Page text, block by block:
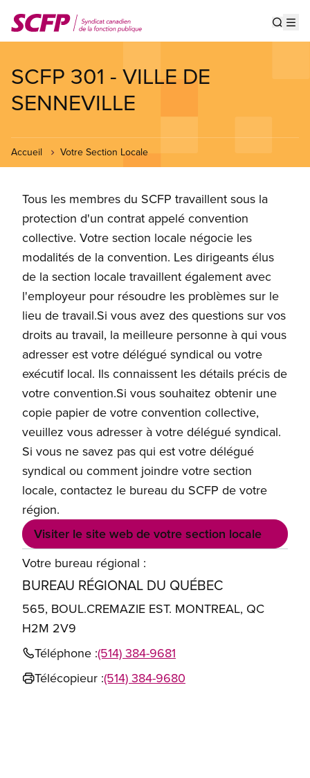
au
contenu
SCFP 301 - VILLE DE
SENNEVILLE
Accueil Votre Section Locale
Tous les membres du SCFP travaillent sous la
protection d'un contrat appelé convention
collective. Votre section locale négocie les
modalités de la convention. Les dirigeants élus
de la section locale travaillent également avec
l'employeur pour résoudre les problèmes sur le
lieu de travail.Si vous avez des questions sur vos
droits au travail, la meilleure personne à qui vous
adresser est votre délégué syndical ou votre
exécutif local. Ils connaissent les détails précis de
votre convention.Si vous souhaitez obtenir une
copie papier de votre convention collective,
veuillez vous adresser à votre délégué syndical.
Si vous ne savez pas qui est votre délégué
syndical ou comment joindre votre section
locale, contactez le bureau du SCFP de votre
région.
Visiter le site web de votre section locale
Votre bureau régional :
BUREAU RÉGIONAL DU QUÉBEC
565, BOUL.CREMAZIE EST. MONTREAL, QC
H2M 2V9
Téléphone :(514) 384-9681
Télécopieur :(514) 384-9680